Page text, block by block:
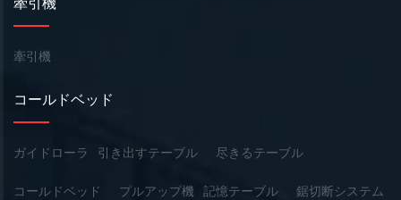
牽引機
コールドベッド
ガイドローラ 引き出すテーブル 尽きるテーブル
コールドベッド プルアップ機 記憶テーブル 鋸切断システム